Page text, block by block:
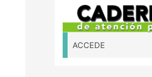
ACCEDE